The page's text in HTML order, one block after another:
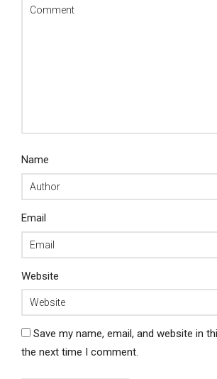
Name
Email
Website
Save my name, email, and website in
the next time I comment.